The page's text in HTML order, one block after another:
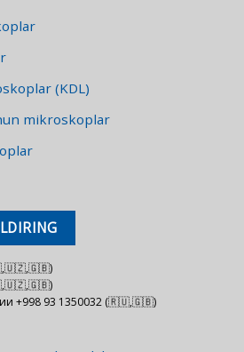
(KDL)
mikroskoplar
+998 93 1350032 (🇷🇺,🇬🇧)